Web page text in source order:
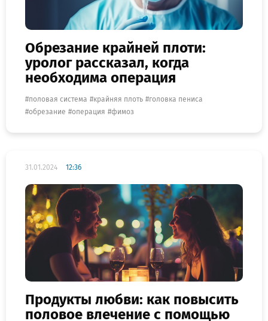
Обрезание крайней плоти:
уролог рассказал, когда
необходима операция
половая система крайняя плоть
головка пениса
обрезание
операция фимоз
31.01.2024 12:36
Продукты любви: как повысить
половое влечение с помощью